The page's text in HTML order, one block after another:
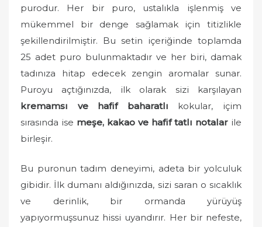
purodur. Her bir puro, ustalıkla işlenmiş ve
mükemmel bir denge sağlamak için titizlikle
şekillendirilmiştir. Bu setin içeriğinde toplamda
25 adet puro bulunmaktadır ve her biri, damak
tadınıza hitap edecek zengin aromalar sunar.
Puroyu açtığınızda, ilk olarak sizi karşılayan
kremamsı ve hafif baharatlı kokular, içim
sırasında ise meşe, kakao ve hafif tatlı notalar ile
birleşir.
Bu puronun tadım deneyimi, adeta bir yolculuk
gibidir. İlk dumanı aldığınızda, sizi saran o sıcaklık
ve derinlik, bir ormanda yürüyüş
yapıyormuşsunuz hissi uyandırır. Her bir nefeste,